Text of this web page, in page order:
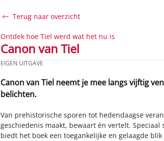
Terug naar overzicht
Ontdek hoe Tiel werd wat het nu is
Canon van Tiel
EIGEN UITGAVE
Canon van Tiel neemt je mee langs vijftig
belichten.
Van prehistorische sporen tot hedendaagse
geschiedenis maakt, bewaart én vertelt.
biedt het boek een toegankelijke en gelaagde